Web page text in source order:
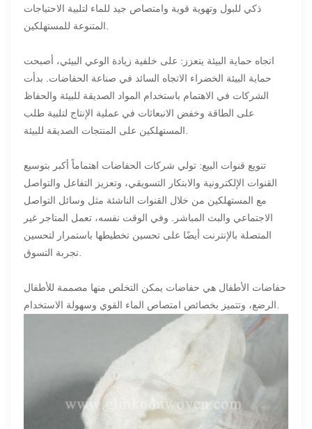
ذكي للبول وتهوية قوية وامتصاص جيد للماء لتلبية الاحتياجات
المتنوعة للمستهلكين.
اتجاه حماية البيئة يتعزز: على خلفية زيادة الوعي البيئي، أصبحت
حماية البيئة الخضراء الاتجاه السائد في صناعة الحفاضات. بدأت
الشركات في الاهتمام باستخدام المواد الصديقة للبيئة والحفاظ
على الطاقة وخفض الانبعاثات في عملية الإنتاج لتلبية طلب
المستهلكين على المنتجات الصديقة للبيئة.
تنويع قنوات البيع: تولي شركات الحفاضات اهتماماً أكبر بتوسيع
القنوات الإلكترونية والابتكار التسويقي، وتعزيز التفاعل والتواصل
مع المستهلكين من خلال القنوات الناشئة مثل وسائل التواصل
الاجتماعي والبث المباشر. وفي الوقت نفسه، تعمل المتاجر غير
المتصلة بالإنترنت أيضًا على تحسين تخطيطها باستمرار لتحسين
تجربة التسوق.
حفاضات الأطفال هي حفاضات يمكن التخلص منها مصممة للأطفال
الرضع، وتتميز بخصائص امتصاص الماء القوي وسهولة الاستخدام.